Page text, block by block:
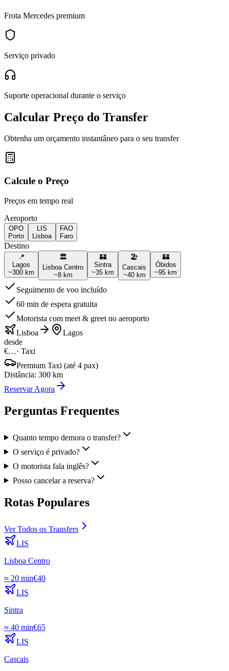
Frota Mercedes premium
Serviço privado
Suporte operacional durante o serviço
Calcular Preço do Transfer
Obtenha um orçamento instantâneo para o seu transfer
Calcule o Preço
Preços em tempo real
Aeroporto
OPO
Porto
LIS
Lisboa
FAO
Faro
Destino
📍
Lagos
~300 km
🏛️
Lisboa Centro
~8km
🏰
Sintra
~35 km
🏖️
Cascais
~40km
🏰
Óbidos
~95 km
Seguimento de voo incluído
60 min de espera gratuita
Motorista com meet & greet no aeroporto
Lisboa
Lagos
desde
€…· Taxi
Premium Taxi (até 4 pax)
Distância: 300 km
Reservar Agora
Perguntas Frequentes
Quanto tempo demora o transfer?
O serviço é privado?
O motorista fala inglês?
Posso cancelar a reserva?
Rotas Populares
Ver Todos os Transfers
LIS
Lisboa Centro
≈ 20 min€40
LIS
Sintra
≈ 40 min€65
LIS
Cascais